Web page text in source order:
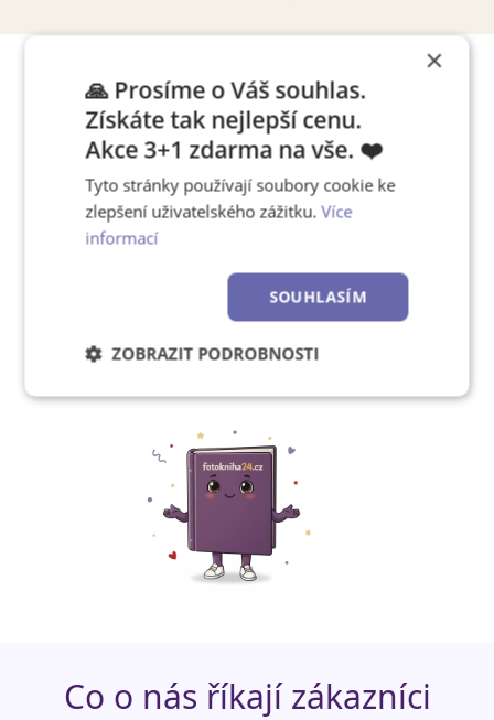
Tipy, jak pracovat s editorem
Chcete se rychle naučit,
jak používat náš editor?
Zjistěte více!
Co o nás říkají zákazníci
×
🙏 Prosíme o Váš souhlas.
Získáte tak nejlepší cenu.
Akce 3+1 zdarma na vše. ❤️
Tyto stránky používají soubory cookie ke
zlepšení uživatelského zážitku.Více
informací
SOUHLASÍM
ZOBRAZIT PODROBNOSTI
Nezbytně
Výkonové
Soubory
Funkční soubory
Nezařazené
soubory